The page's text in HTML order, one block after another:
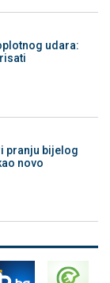
udara:
pranju bijelog
novo